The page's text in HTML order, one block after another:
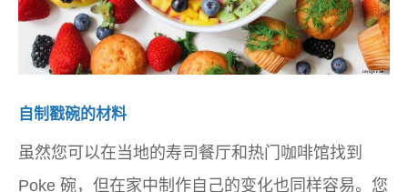
自制戳碗的材料
虽然您可以在当地的寿司餐厅和热门咖啡馆找到
Poke 碗，但在家中制作自己的变化也同样容易。您